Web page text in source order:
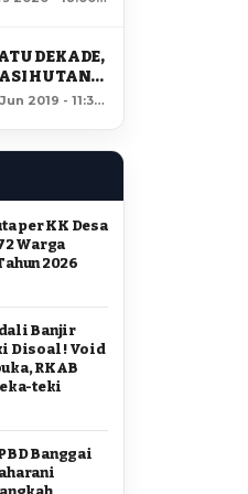
DEKADE,
HUTAN
MENCAPAI
2019 - 11:34
per KK Desa
Warga
2026
Banjir
Disoal ! Void
RKAB
teki
Banggai